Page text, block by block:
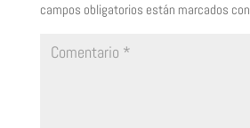
campos obligatorios están marcados con